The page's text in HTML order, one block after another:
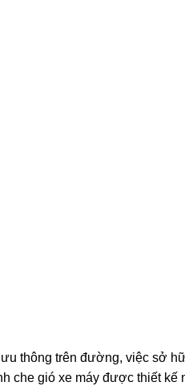
thông trên đường, việc sở
che gió xe máy được thiết kế